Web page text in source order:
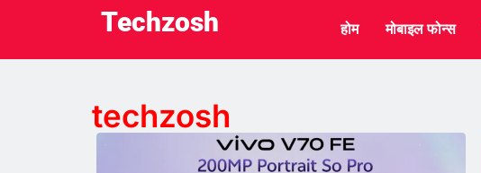
Techzosh होम मोबाइल फोन्स
techzosh